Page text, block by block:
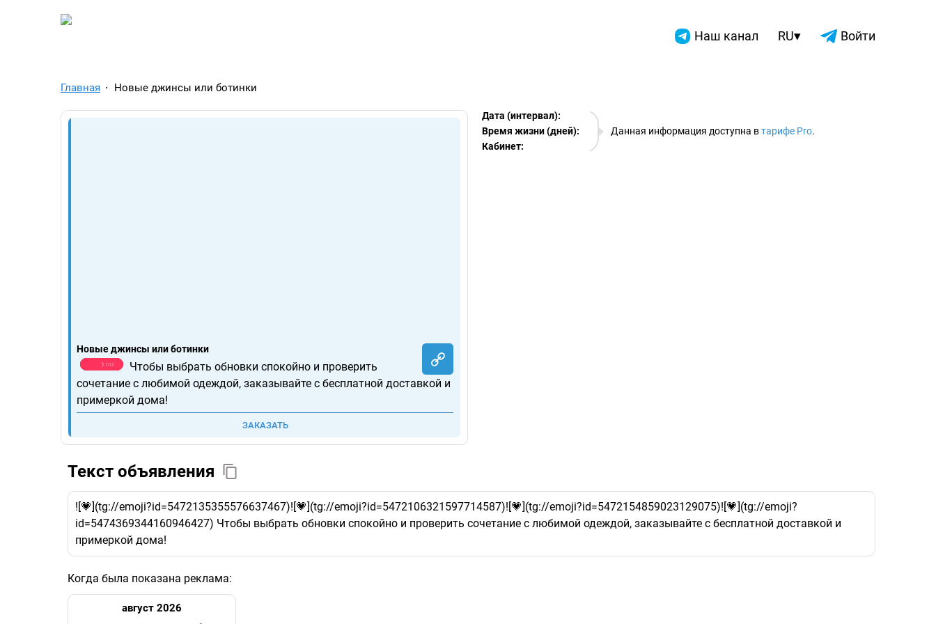
TelegramAds.com — Telegram Ads Spy Наш канал RU▾ Войти
Главная Новые джинсы или ботинки
Новые джинсы или ботинки
Чтобы выбрать обновки спокойно и проверить
сочетание с любимой одеждой, заказывайте с бесплатной доставкой и
примеркой дома!
ЗАКАЗАТЬ
Данная информация доступна втарифе Pro.
Дата (интервал):
07.08.2026
Время жизни (дней):
Кабинет:
EURO
Текст объявления
![💗](tg://emoji?id=5472135355576637467)![💗](tg://emoji?id=5472106321597714587)![💗](tg://emoji?id=5472154859023129075)![💗](tg://emoji?
id=5474369344160946427) Чтобы выбрать обновки спокойно и проверить сочетание с любимой одеждой, заказывайте с бесплатной доставкой и
примеркой дома!
Когда была показана реклама:
август 2026